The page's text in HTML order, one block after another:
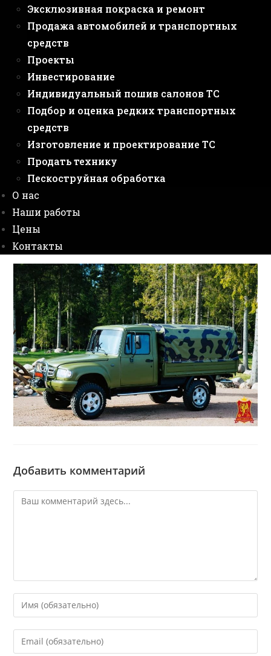
Эксклюзивная покраска и ремонт
Продажа автомобилей и транспортных
средств
Проекты
Инвестирование
Индивидуальный пошив салонов ТС
Подбор и оценка редких транспортных
средств
Изготовление и проектирование ТС
Продать технику
Пескоструйная обработка
О нас
Наши работы
Цены
Контакты
Добавить комментарий
Комментарий
Введите
свое
имя
или
Введите
свой